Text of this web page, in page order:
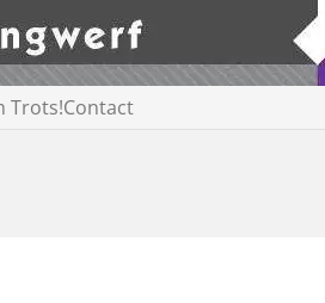
Trots!Contact